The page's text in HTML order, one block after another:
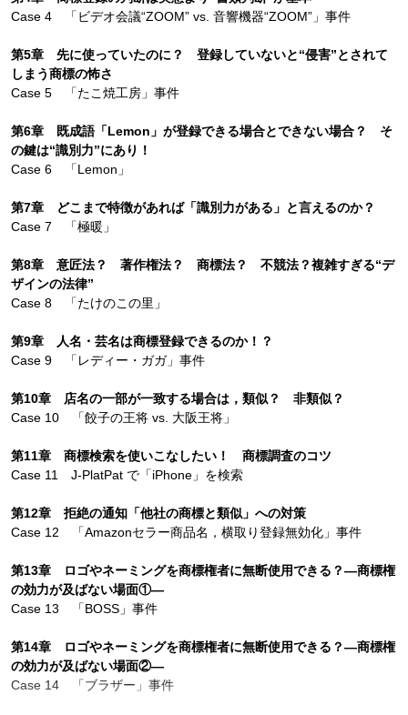
Case 4 「ビデオ会議“ZOOM” vs. 音響機器“ZOOM”」事件
第5章 先に使っていたのに？ 登録していないと“侵害”とされて
しまう商標の怖さ
Case 5 「たこ焼工房」事件
第6章 既成語「Lemon」が登録できる場合とできない場合？ そ
の鍵は“識別力”にあり！
Case 6 「Lemon」
第7章 どこまで特徴があれば「識別力がある」と言えるのか？
Case 7 「極暖」
第8章 意匠法？ 著作権法？ 商標法？ 不競法？複雑すぎる“デ
ザインの法律”
Case 8 「たけのこの里」
第9章 人名・芸名は商標登録できるのか！？
Case 9 「レディー・ガガ」事件
第10章 店名の一部が一致する場合は，類似？ 非類似？
Case 10 「餃子の王将 vs. 大阪王将」
第11章 商標検索を使いこなしたい！ 商標調査のコツ
Case 11 J-PlatPat で「iPhone」を検索
第12章 拒絶の通知「他社の商標と類似」への対策
Case 12 「Amazonセラー商品名，横取り登録無効化」事件
第13章 ロゴやネーミングを商標権者に無断使用できる？―商標権
の効力が及ばない場面①―
Case 13 「BOSS」事件
第14章 ロゴやネーミングを商標権者に無断使用できる？―商標権
の効力が及ばない場面②―
Case 14 「ブラザー」事件